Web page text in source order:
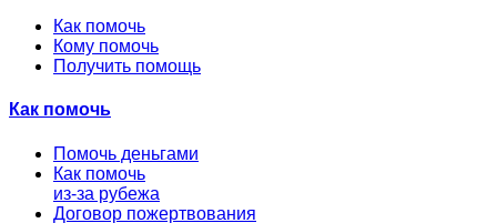
Как помочь
Кому помочь
Получить помощь
Как помочь
Помочь деньгами
Как помочь
из-за рубежа
Договор пожертвования